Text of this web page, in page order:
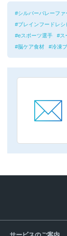
シルバーバレーファ
ブレインフードレシ
eスポーツ選手
ス
脳ケア食材
冷凍